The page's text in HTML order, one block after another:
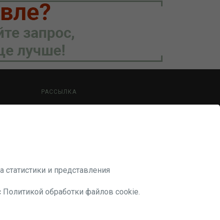
РАССЫЛКА
и представления
обработки файлов cookie.